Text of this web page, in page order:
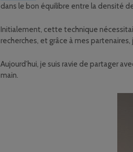
dans le bon équilibre entre la densité
Initialement, cette technique
recherches, et grâce à mes
Aujourd’hui, je suis ravie de partager
main.